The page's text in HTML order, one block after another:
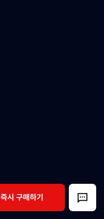
즉시 구매하기